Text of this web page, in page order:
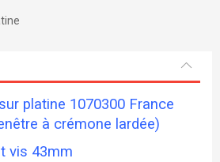
platine 1070300 France
à crémone lardée)
vis 43mm